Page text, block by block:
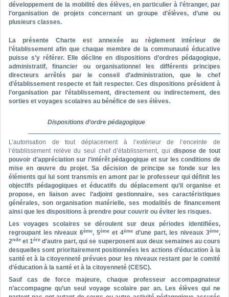
développement de la mobilité des élèves, en particulier à l’étranger, par
l’organisation de projets concernant un groupe d’élèves, d’une ou
plusieurs classes.
La présente Charte est annexée au règlement intérieur de
l’établissement afin que chaque membre de la communauté éducative
puisse s’y référer. Elle décline en dispositions d’ordres pédagogique,
administratif, financier ou organisationnel les différents principes
directeurs arrêtés par le conseil d’administration, que le chef
d’établissement respecte et fait respecter. Ces dispositions président à
l’organisation par l’établissement, directement ou indirectement, des
sorties et voyages scolaires au bénéfice de ses élèves.
Dispositions d’ordre pédagogique
L’autorisation de tout déplacement à l’extérieur de l’enceinte de
l’établissement relève du seul chef d’établissement, qui dispose de tout
pouvoir d’appréciation sur l’intérêt pédagogique et sur les conditions de
mise en œuvre du projet. Sa décision de principe se fonde sur les
éléments qui lui sont transmis en amont par le professeur qui définit les
objectifs pédagogiques et éducatifs du déplacement qu’il organise et
propose, en liaison avec l’adjoint gestionnaire, ses caractéristiques
générales, son organisation matérielle, ses modalités de financement
ainsi que les dispositions à prendre pour couvrir ou éviter les risques.
Les voyages scolaires se déroulent sur deux périodes identifiées,
regroupant les niveaux 6ème, 5ème et 4èmed’une part, les niveaux 3ème,
2ndeet 1ère d’autre part, qui se superposent aux deux semaines au cours
desquelles sont prioritairement positionnées les actions d’éducation à la
santé et à la citoyenneté prévues pour les niveaux restant par le comité
d’éducation à la santé et à la citoyenneté (CESC).
Sauf cas de force majeure, chaque professeur accompagnateur
n’accompagne qu’un seul voyage scolaire par an. Les élèves qui ne